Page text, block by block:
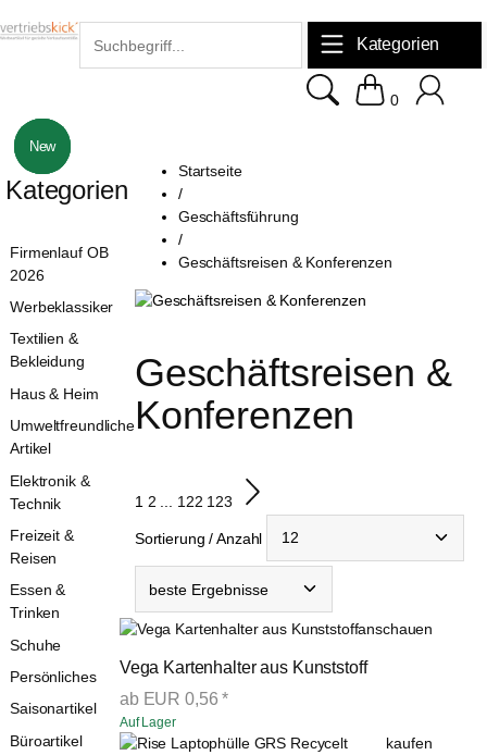
Kategorien
0
Startseite
/
Geschäftsführung
/
Geschäftsreisen & Konferenzen
Geschäftsreisen &
Konferenzen
1 2 ... 122 123
Sortierung / Anzahl
anschauen
Vega Kartenhalter aus Kunststoff
ab EUR 0,56 *
Auf Lager
New
kaufen
New
New
Kategorien
Firmenlauf OB
2026
Werbeklassiker
Textilien &
Bekleidung
Haus & Heim
Umweltfreundliche
Artikel
Elektronik &
Technik
Freizeit &
Reisen
Essen &
Trinken
Schuhe
Persönliches
Saisonartikel
Büroartikel